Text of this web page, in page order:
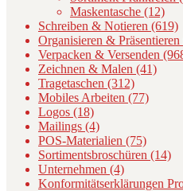
Maskentasche (12)
Schreiben & Notieren (619)
Organisieren &
Verpacken & Versenden
Zeichnen & Malen (41)
Tragetaschen (312)
Mobiles Arbeiten (77)
Logos (18)
Mailings (4)
POS-Materialien (75)
Sortimentsbroschüren (14)
Unternehmen (4)
Konformitätserklärungen